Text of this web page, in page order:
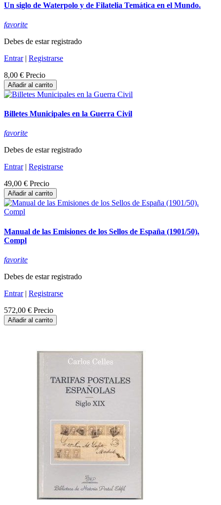
Un siglo de Waterpolo y de Filatelia Temática en el Mundo.
favorite
Debes de estar registrado
Entrar| Registrarse
8,00 € Precio
Añadir al carrito
Billetes Municipales en la Guerra Civil
favorite
Debes de estar registrado
Entrar| Registrarse
49,00 € Precio
Añadir al carrito
Manual de las Emisiones de los Sellos de España (1901/50).
Compl
favorite
Debes de estar registrado
Entrar| Registrarse
572,00 € Precio
Añadir al carrito